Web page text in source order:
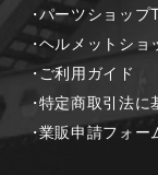
パーツショップ
ヘルメットショ
ご利用ガイド
特定商取引法に
業販申請フォー